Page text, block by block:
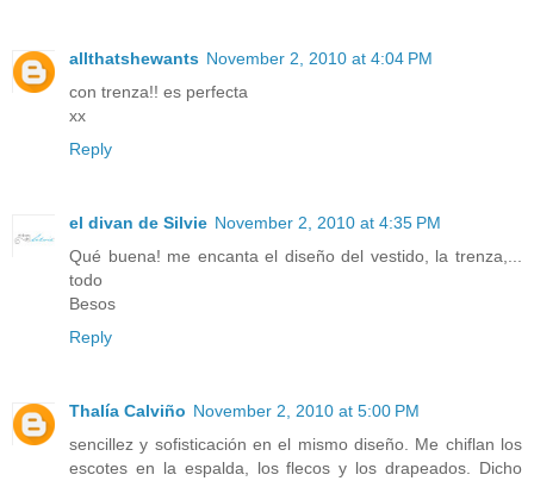
allthatshewants November 2, 2010 at 4:04 PM
con trenza!! es perfecta
xx
Reply
el divan de Silvie November 2, 2010 at 4:35 PM
Qué buena! me encanta el diseño del vestido, la trenza,...
todo
Besos
Reply
Thalía Calviño November 2, 2010 at 5:00 PM
sencillez y sofisticación en el mismo diseño. Me chiflan los
escotes en la espalda, los flecos y los drapeados. Dicho